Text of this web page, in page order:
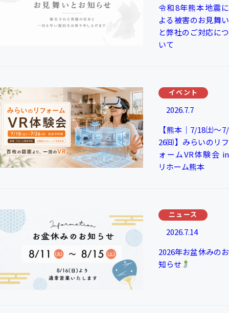
令和8年熊本地震に
よる被害のお見舞い
と弊社のご対応につ
いて
イベント
2026.7.7
【熊本｜7/18㈯～7/
26㈰】みらいのリフ
ォームVR体験会 in
リホーム熊本
ニュース
2026.7.14
2026年お盆休みのお
知らせ